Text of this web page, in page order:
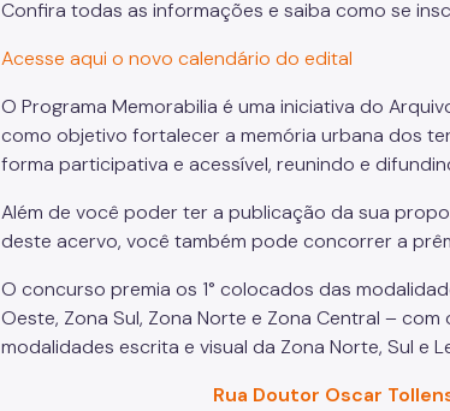
Confira todas as informações e saiba como se
Acesse aqui o novo calendário do edital
O Programa Memorabilia é uma iniciativa do
como objetivo fortalecer a memória urbana dos
forma participativa e acessível, reunindo e
Além de você poder ter a publicação da sua
deste acervo, você também pode concorrer a
O concurso premia os 1° colocados das
Oeste, Zona Sul, Zona Norte e Zona Central –
modalidades escrita e visual da Zona Norte, Sul e
Rua Doutor Oscar